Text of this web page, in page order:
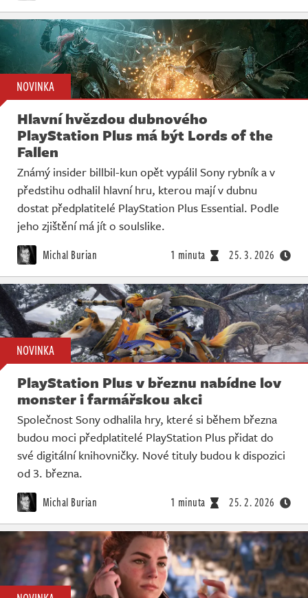
NOVINKA
Hlavní hvězdou dubnového
PlayStation Plus má být Lords of the
Fallen
Známý insider billbil-kun opět vypálil Sony rybník a v
předstihu odhalil hlavní hru, kterou mají v dubnu
dostat předplatitelé PlayStation Plus Essential. Podle
jeho zjištění má jít o soulslike.
Michal Burian 1 minuta 25. 3. 2026
NOVINKA
PlayStation Plus v březnu nabídne lov
monster i farmářskou akci
Společnost Sony odhalila hry, které si během března
budou moci předplatitelé PlayStation Plus přidat do
své digitální knihovničky. Nové tituly budou k dispozici
od 3. března.
Michal Burian 1 minuta 25. 2. 2026